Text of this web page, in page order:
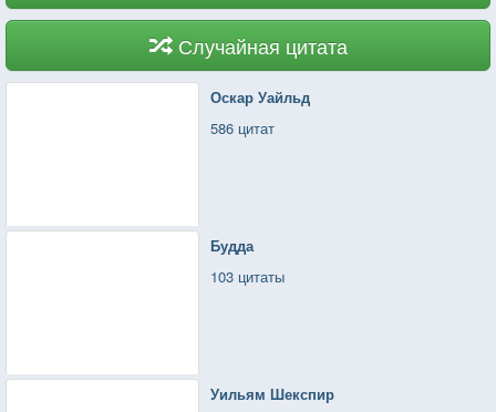
Случайная цитата
Оскар Уайльд
586 цитат
Будда
103 цитаты
Уильям Шекспир